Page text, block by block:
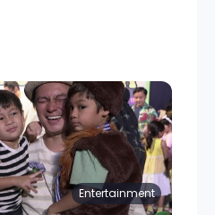
Entertainment